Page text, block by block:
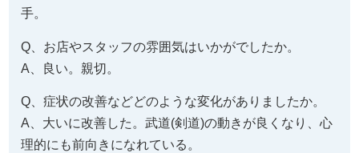
手。
Q、お店やスタッフの雰囲気はいかがでしたか。
A、良い。親切。
Q、症状の改善などどのような変化がありましたか。
A、大いに改善した。武道(剣道)の動きが良くなり、心
理的にも前向きになれている。